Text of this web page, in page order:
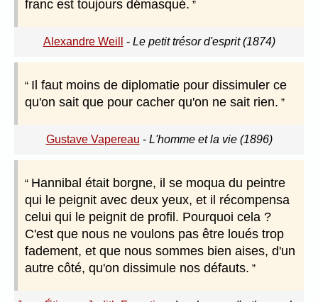
franc est toujours démasqué.
Alexandre Weill - Le petit trésor d'esprit (1874)
Il faut moins de diplomatie pour dissimuler ce
qu'on sait que pour cacher qu'on ne sait rien.
Gustave Vapereau - L'homme et la vie (1896)
Hannibal était borgne, il se moqua du peintre
qui le peignit avec deux yeux, et il récompensa
celui qui le peignit de profil. Pourquoi cela ?
C'est que nous ne voulons pas être loués trop
fadement, et que nous sommes bien aises, d'un
autre côté, qu'on dissimule nos défauts.